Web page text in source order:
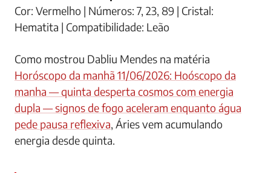
Cor: Vermelho | Números: 7, 23, 89 | Cristal:
Hematita | Compatibilidade: Leão
Como mostrou Dabliu Mendes na matéria
Horóscopo da manhã 11/06/2026: Hoóscopo da
manha — quinta desperta cosmos com energia
dupla — signos de fogo aceleram enquanto água
pede pausa reflexiva, Áries vem acumulando
energia desde quinta.